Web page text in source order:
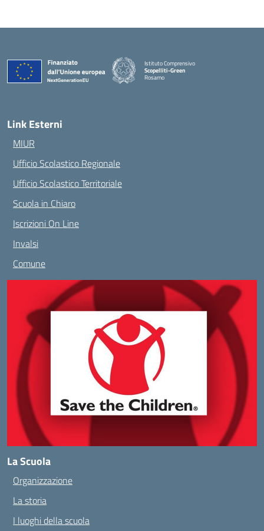
Istituto Comprensivo
Scopelliti-Green
Rosarno
Link Esterni
MIUR
Ufficio Scolastico Regionale
Ufficio Scolastico Territoriale
Scuola in Chiaro
Iscrizioni On Line
Invalsi
Comune
La Scuola
Organizzazione
La storia
I luoghi della scuola